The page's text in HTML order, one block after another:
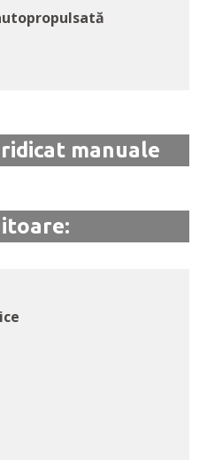
manuale